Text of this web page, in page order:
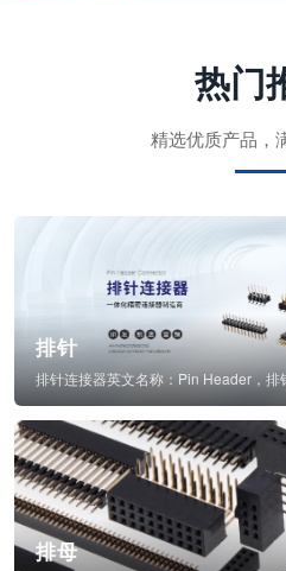
热门
精选优质产品，
排针
排母